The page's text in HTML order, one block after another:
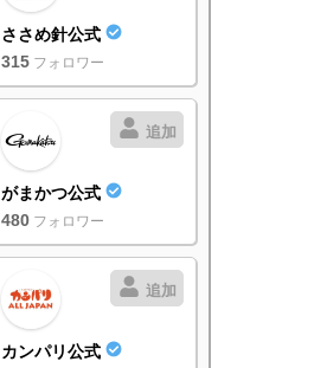
ささめ針公式
315 フォロワー
追加
がまかつ公式
480 フォロワー
追加
カンパリ公式